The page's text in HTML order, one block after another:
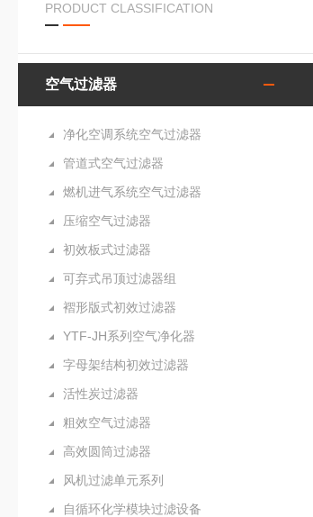
PRODUCT CLASSIFICATION
空气过滤器
净化空调系统空气过滤器
管道式空气过滤器
燃机进气系统空气过滤器
压缩空气过滤器
初效板式过滤器
可弃式吊顶过滤器组
褶形版式初效过滤器
YTF-JH系列空气净化器
字母架结构初效过滤器
活性炭过滤器
粗效空气过滤器
高效圆筒过滤器
风机过滤单元系列
自循环化学模块过滤设备